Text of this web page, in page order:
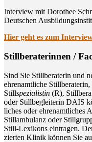
Interview mit Dorothee
Deutschen
Hier geht es zum
Still­be­ra­te­rin­nen /
Sind Sie Still­be­ra­te­rin und
ehren­amt­li­che
Stillspe­zia­lis­tin (R),
oder Still­be­glei­te­rin DAIS
li­ches oder ehren­amt­li­ches
Still­am­bu­lanz oder
Still-Lexi­kons ein­tra­gen.
zier­ten Kli­nik kön­nen Sie